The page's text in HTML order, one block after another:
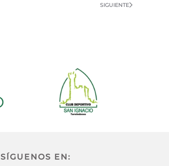
SIGUIENTE
SÍGUENOS EN: